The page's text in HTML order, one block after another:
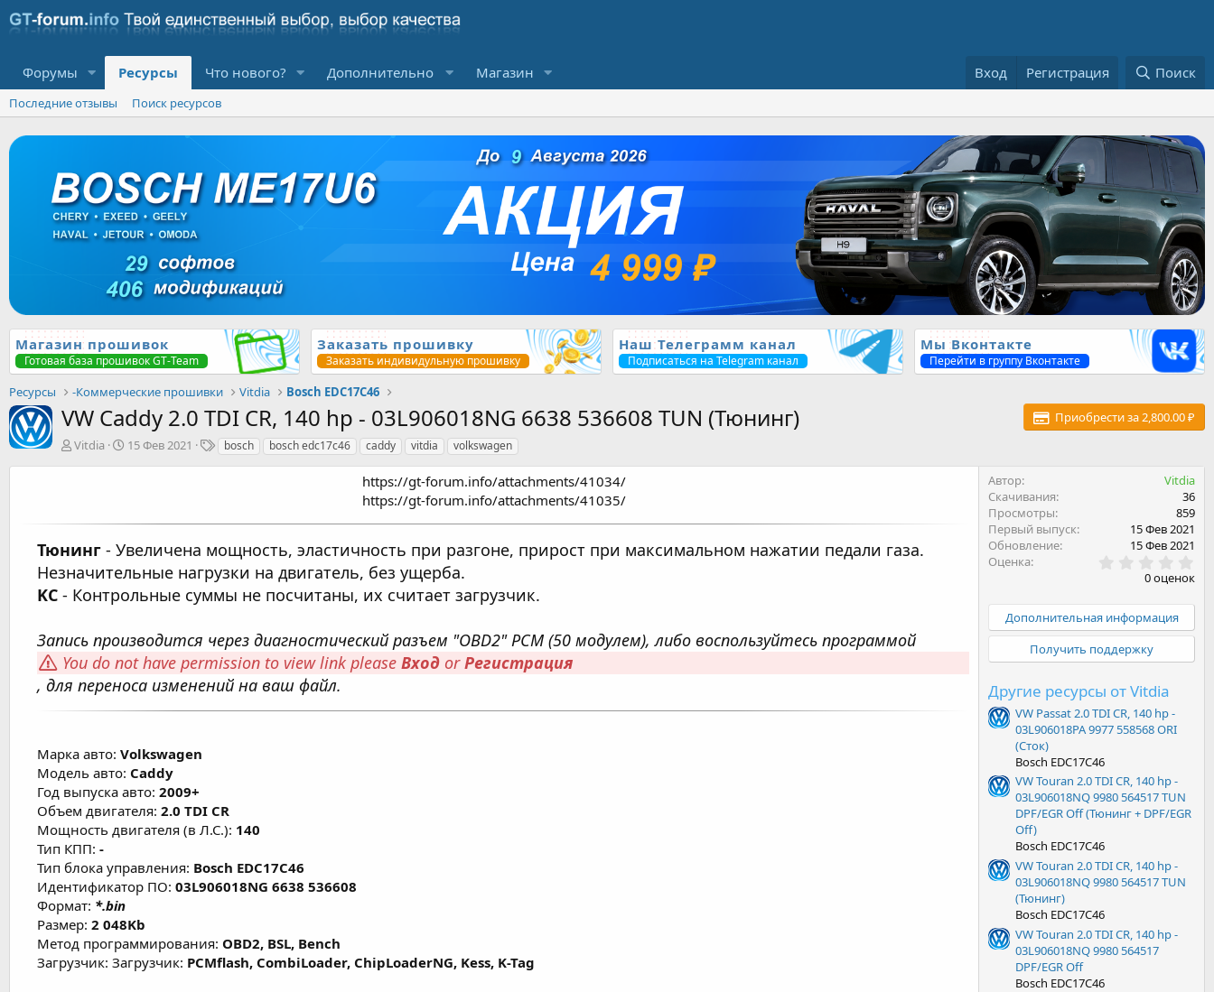
Форумы Ресурсы Что нового? Дополнительно Магазин Вход Регистрация Поиск
Последние отзывы Поиск ресурсов
Магазин прошивок
Готовая база прошивок GT-Team
Заказать прошивку
Заказать индивидульную прошивку
Наш Телеграмм канал
Подписаться на Telegram канал
Мы Вконтакте
Перейти в группу Вконтакте
Ресурсы -Коммерческие прошивки Vitdia Bosch EDC17C46
VW Caddy 2.0 TDI CR, 140 hp - 03L906018NG 6638 536608 TUN (Тюнинг)
Приобрести за 2,800.00 ₽
А
Vitdia
Д
о
д
а
н
и
15 Фев 2021
Тbosch bosch edc17c46 caddy vitdia volkswagen
https://gt-forum.info/attachments/41034/
https://gt-forum.info/attachments/41035/​
Тюнинг - Увеличена мощность, эластичность при разгоне, прирост при максимальном нажатии педали газа.
Незначительные нагрузки на двигатель, без ущерба.
KC - Контрольные суммы не посчитаны, их считает загрузчик.
Запись производится через диагностический разъем "OBD2" PCM (50 модулем), либо воспользуйтесь программой
You do not have permission to view link pleaseВход orРегистрация
, для переноса изменений на ваш файл.
Марка авто: Volkswagen
Модель авто: Caddy
Год выпуска авто: 2009+
Объем двигателя: 2.0 TDI CR
Мощность двигателя (в Л.С.): 140
Тип КПП: -
Тип блока управления: Bosch EDC17C46
Идентификатор ПО: 03L906018NG 6638 536608
Формат: *.bin
Размер: 2 048Kb
Метод программирования: OBD2, BSL, Bench
Загрузчик: Загрузчик: PCMflash, CombiLoader, ChipLoaderNG, Kess, K-Tag
Автор
Vitdia
Скачивания
36
Просмотры
859
Первый выпуск
15 Фев 2021
Обновление
15 Фев 2021
Оценка
.
0
0
в
ё
з
0 оценок
Дополнительная информация
Получить поддержку
Другие ресурсы от Vitdia
VW Passat 2.0 TDI CR, 140 hp -
03L906018PA 9977 558568 ORI
(Сток)
Bosch EDC17C46
VW Touran 2.0 TDI CR, 140 hp -
03L906018NQ 9980 564517 TUN
DPF/EGR Off (Тюнинг + DPF/EGR
Off)
Bosch EDC17C46
VW Touran 2.0 TDI CR, 140 hp -
03L906018NQ 9980 564517 TUN
(Тюнинг)
Bosch EDC17C46
VW Touran 2.0 TDI CR, 140 hp -
03L906018NQ 9980 564517
DPF/EGR Off
Bosch EDC17C46